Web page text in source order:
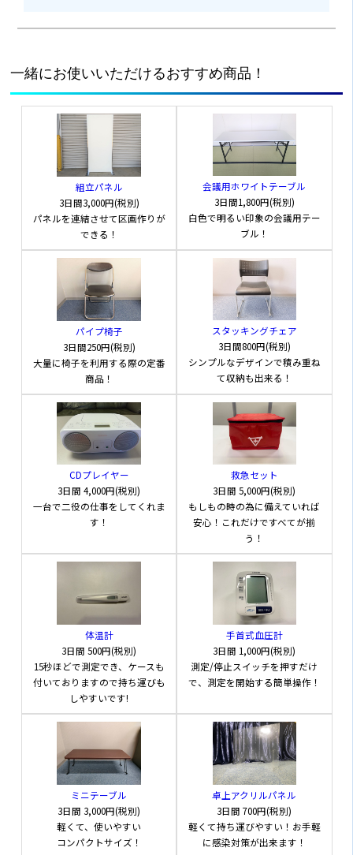
一緒にお使いいただけるおすすめ商品！
組立パネル
3日間3,000円(税別)
パネルを連結させて区画作りが
できる！
会議用ホワイトテーブル
3日間1,800円(税別)
白色で明るい印象の会議用テー
ブル！
パイプ椅子
3日間250円(税別)
大量に椅子を利用する際の定番
商品！
スタッキングチェア
3日間800円(税別)
シンプルなデザインで積み重ね
て収納も出来る！
CDプレイヤー
3日間4,000円(税別)
一台で二役の仕事をしてくれま
す！
救急セット
3日間5,000円(税別)
もしもの時の為に備えていれば
安心！これだけですべてが揃
う！
体温計
3日間500円(税別)
15秒ほどで測定でき、ケースも
付いておりますので持ち運びも
しやすいです!
手首式血圧計
3日間 1,000円(税別)
測定/停止スイッチを押すだけ
で、測定を開始する簡単操作！
ミニテーブル
3日間 3,000円(税別)
軽くて、使いやすい
コンパクトサイズ！
卓上アクリルパネル
3日間700円(税別)
軽くて持ち運びやすい！お手軽
に感染対策が出来ます！